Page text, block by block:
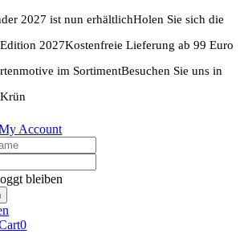
2027 ist nun erhältlichHolen Sie sich die
2027Kostenfreie Lieferung ab 99 Euro
im SortimentBesuchen Sie uns in
Account
bleiben
0